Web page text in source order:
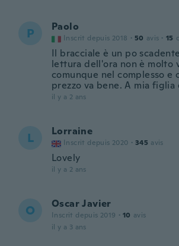
P Paolo
Inscrit depuis 2018 · 50 avis · 15
Il bracciale è un po
lettura dell'ora non è molto
comunque nel complesso e
prezzo va bene. A mia figlia
il y a 2 ans
L Lorraine
Inscrit depuis 2020 · 345 avis
Lovely
il y a 2 ans
O Oscar Javier
Inscrit depuis 2019 · 10 avis
il y a 3 ans